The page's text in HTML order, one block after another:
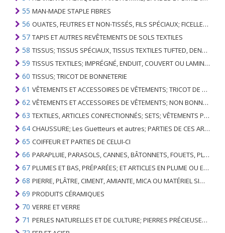
55 MAN-MADE STAPLE FIBRES
56 OUATES, FEUTRES ET NON-TISSÉS, FILS SPÉCIAUX; FICELLES, CORDES, CORDES, CÂBLES ET ARTICLES ASSOCIÉS
57 TAPIS ET AUTRES REVÊTEMENTS DE SOLS TEXTILES
58 TISSUS; TISSUS SPÉCIAUX, TISSUS TEXTILES TUFTED, DENTELLE, TAPISSERIES, GARNITURES, BRODERIES
59 TISSUS TEXTILES; IMPRÉGNÉ, ENDUIT, COUVERT OU LAMINÉ; ARTICLES TEXTILES D'UN TYPE ADAPTÉ À L'USAGE INDUSTRIEL
60 TISSUS; TRICOT DE BONNETERIE
61 VÊTEMENTS ET ACCESSOIRES DE VÊTEMENTS; TRICOT DE BONNETERIE
62 VÊTEMENTS ET ACCESSOIRES DE VÊTEMENTS; NON BONNETERIE
63 TEXTILES, ARTICLES CONFECTIONNÉS; SETS; VÊTEMENTS PORTÉS ET ARTICLES TEXTILES USÉS; RAGS
64 CHAUSSURE; Les Guetteurs et autres; PARTIES DE CES ARTICLES
65 COIFFEUR ET PARTIES DE CELUI-CI
66 PARAPLUIE, PARASOLS, CANNES, BÂTONNETS, FOUETS, PLANTES DE CONDUITE; ET LEURS PARTIES
67 PLUMES ET BAS, PRÉPARÉES; ET ARTICLES EN PLUME OU EN BAS; FLEURS ARTIFICIELLES; ARTICLES DE CHEVEUX HUMAINS
68 PIERRE, PLÂTRE, CIMENT, AMIANTE, MICA OU MATÉRIEL SIMILAIRE; ARTICLES DE CELUI-CI
69 PRODUITS CÉRAMIQUES
70 VERRE ET VERRE
71 PERLES NATURELLES ET DE CULTURE; PIERRES PRÉCIEUSES, SEMI-PRÉCIEUSES; MÉTAUX PRÉCIEUX, PLAQUÉS OU DOUBLÉS DE MÉTAUX PRÉCIEUX ET OUVRAGES EN CES MATIÈRES; IMITATION BIJOUTERIE; PIÈCE DE MONNAIE